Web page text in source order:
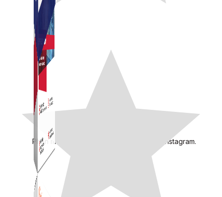
Phần mềm gửi follow, nhắn tin, nuôi nick Instagram.